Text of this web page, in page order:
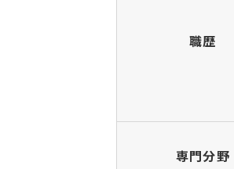
職歴
専門分野